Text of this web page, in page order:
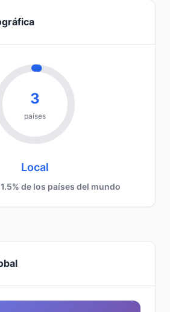
3
países
Local
de los países del mundo